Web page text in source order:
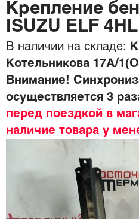
Крепление
ISUZU ELF
В наличии на складе:
Котельникова 17А/
Внимание!
осуществляется 3
перед поездкой в
наличие товара у